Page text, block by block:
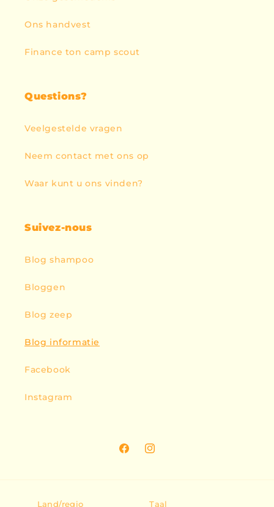
Ons handvest
Finance ton camp scout
Questions?
Veelgestelde vragen
Neem contact met ons op
Waar kunt u ons vinden?
Suivez-nous
Blog shampoo
Bloggen
Blog zeep
Blog informatie
Facebook
Instagram
FacebookInstagram
Land/regio Taal